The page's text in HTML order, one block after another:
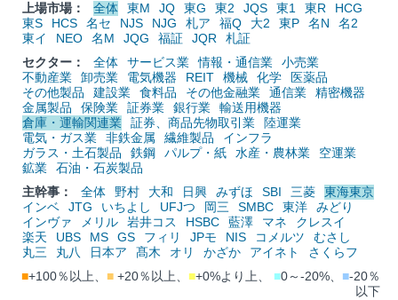
上場市場：
全体 東M JQ 東G 東2 JQS 東1 東R
HCG
東S
HCS 名セ NJS NJG 札ア 福Q 大2 東P 名N
名2
東イ
NEO 名M JQG 福証 JQR
札証
セクター：
全体 サービス業 情報・通信業
小売業
不動産業
卸売業 電気機器 REIT 機械 化学
医薬品
その他製品
建設業 食料品 その他金融業 通信業
精密機器
金属製品
保険業 証券業 銀行業
輸送用機器
倉庫・運輸関連業
証券、商品先物取引業
陸運業
電気・ガス業
非鉄金属 繊維製品
インフラ
ガラス・土石製品
鉄鋼 パルプ・紙 水産・農林業
空運業
鉱業
石油・石炭製品
主幹事：
全体 野村 大和 日興 みずほ SBI 三菱
東海東京
インベ
JTG いちよし UFJつ 岡三 SMBC 東洋
みどり
インヴァ
メリル 岩井コス HSBC 藍澤 マネ
クレスイ
楽天
UBS MS GS フィリ JPモ NIS コメルツ
むさし
丸三
丸八 日本ア 髙木 オリ かざか アイネト
さくらフ
■+100％以上、 ■ +20％以上、 ■+0%より上、 ■0～-20%、 ■-20％
以下